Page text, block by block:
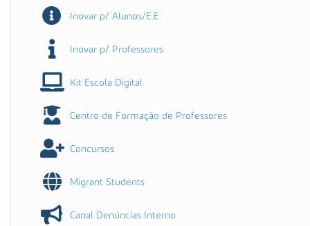
Inovar p/ Alunos/E.E.
Inovar p/ Professores
Kit Escola Digital
Centro de Formação de Professores
Concursos
Migrant Students
Canal Denúncias Interno